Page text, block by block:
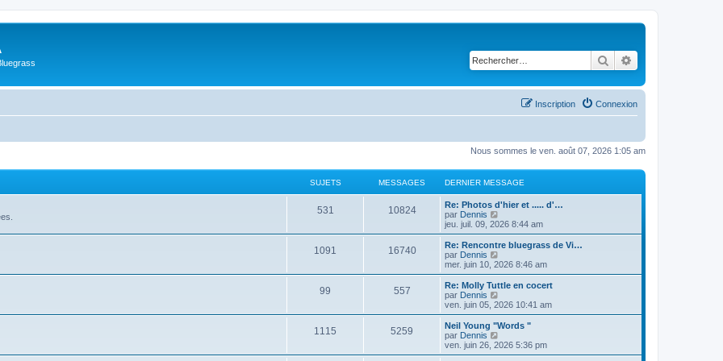
Rechercher
Connexion
Inscription
Nous sommes le ven. août 07, 2026 1:05 am
SUJETS MESSAGES DERNIER MESSAGE
531 10824
Re: Photos d'hier et ..... d'…
par Dennis
o
n
s
l
e
r
l
e
e
n
i
jeu. juil. 09, 2026 8:44 am
1091 16740
Re: Rencontre bluegrass de Vi…
par Dennis
o
n
s
l
e
r
l
e
mer. juin 10, 2026 8:46 am
99 557
Re: Molly Tuttle en cocert
par Dennis
o
n
s
l
ven. juin 05, 2026 10:41 am
1115 5259
Neil Young "Words "
par Dennis
o
n
ven. juin 26, 2026 5:36 pm